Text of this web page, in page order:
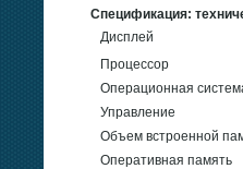
Спецификация:
Дисплей
Процессор
Операционная
Управление
Объем встроенной
Оперативная память